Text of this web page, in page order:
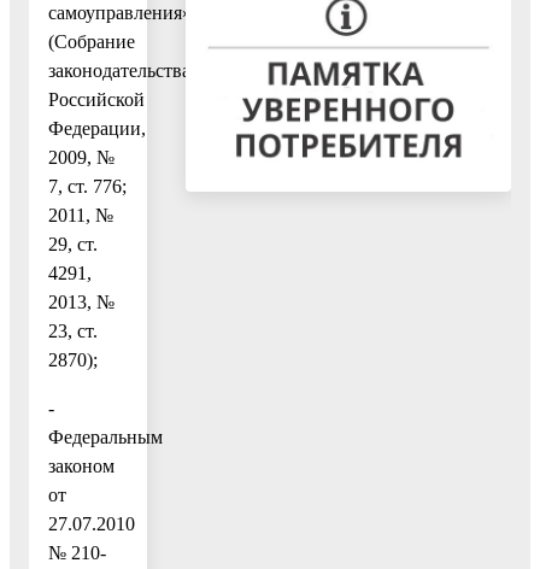
самоуправления»
(Собрание
законодательства
Российской
Федерации,
2009, №
7, ст. 776;
2011, №
29, ст.
4291,
2013, №
23, ст.
2870);
-
Федеральным
законом
от
27.07.2010
№ 210-